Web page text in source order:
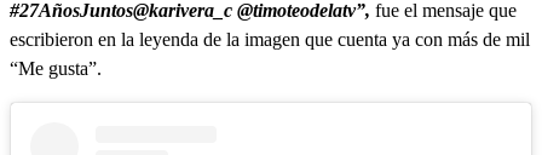
#27AñosJuntos@karivera_c @timoteodelatv”, fue el mensaje que
escribieron en la leyenda de la imagen que cuenta ya con más de mil
“Me gusta”.